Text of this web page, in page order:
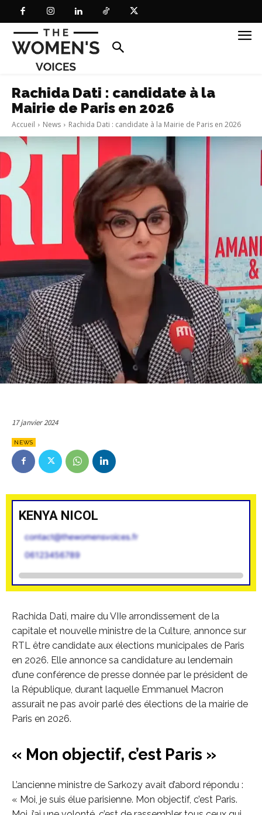
Rachida Dati : candidate à la
Mairie de Paris en 2026
Accueil News Rachida Dati : candidate à la Mairie de Paris en 2026
17 janvier 2024
NEWS
KENYA NICOL
contact@thewomensvoices.fr
06123456789
Rachida Dati, maire du VIIe arrondissement de la
capitale et nouvelle ministre de la Culture, annonce sur
RTL être candidate aux élections municipales de Paris
en 2026. Elle annonce sa candidature au lendemain
d’une conférence de presse donnée par le président de
la République, durant laquelle Emmanuel Macron
assurait ne pas avoir parlé des élections de la mairie de
Paris en 2026.
« Mon objectif, c’est Paris »
L’ancienne ministre de Sarkozy avait d’abord répondu :
« Moi, je suis élue parisienne. Mon objectif, c’est Paris.